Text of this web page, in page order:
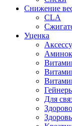
Снижение
CLA
Уценка
Для